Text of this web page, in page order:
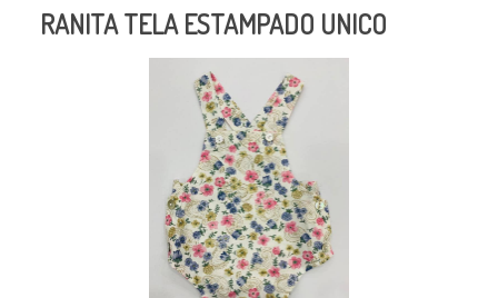
RANITA TELA ESTAMPADO UNICO